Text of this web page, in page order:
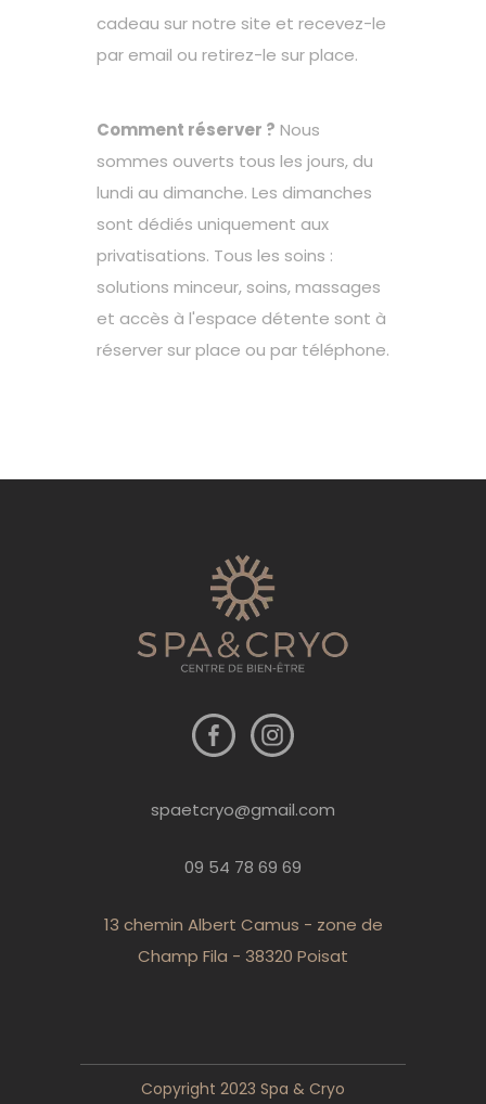
cadeau sur notre site et recevez-le
par email ou retirez-le sur place.
Comment réserver ? Nous
sommes ouverts tous les jours, du
lundi au dimanche. Les dimanches
sont dédiés uniquement aux
privatisations. Tous les soins :
solutions minceur, soins, massages
et accès à l'espace détente sont à
réserver sur place ou par téléphone.
spaetcryo@gmail.com
09 54 78 69 69
13 chemin Albert Camus - zone de
Champ Fila - 38320 Poisat
Copyright 2023 Spa & Cryo